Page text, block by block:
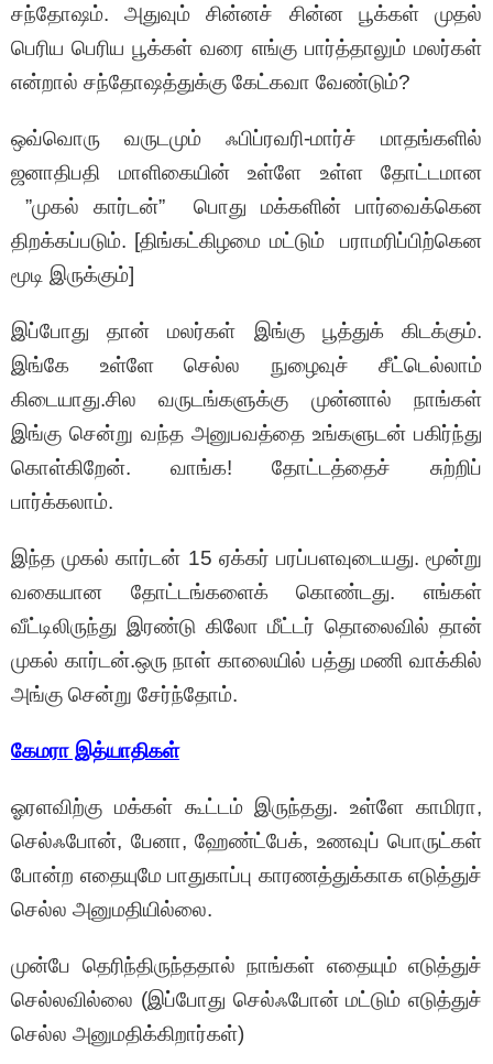
சந்தோஷம். அதுவும் சின்னச் சின்ன பூக்கள் முதல்
பெரிய பெரிய பூக்கள் வரை எங்கு பார்த்தாலும் மலர்கள்
என்றால் சந்தோஷத்துக்கு கேட்கவா வேண்டும்?
ஒவ்வொரு வருடமும் ஃபிப்ரவரி-மார்ச் மாதங்களில்
ஜனாதிபதி மாளிகையின் உள்ளே உள்ள தோட்டமான
”முகல் கார்டன்” பொது மக்களின் பார்வைக்கென
திறக்கப்படும். [திங்கட்கிழமை மட்டும் பராமரிப்பிற்கென
மூடி இருக்கும்]
இப்போது தான் மலர்கள் இங்கு பூத்துக் கிடக்கும்.
இங்கே உள்ளே செல்ல நுழைவுச் சீட்டெல்லாம்
கிடையாது.சில வருடங்களுக்கு முன்னால் நாங்கள்
இங்கு சென்று வந்த அனுபவத்தை உங்களுடன் பகிர்ந்து
கொள்கிறேன். வாங்க! தோட்டத்தைச் சுற்றிப்
பார்க்கலாம்.
இந்த முகல் கார்டன் 15 ஏக்கர் பரப்பளவுடையது. மூன்று
வகையான தோட்டங்களைக் கொண்டது. எங்கள்
வீட்டிலிருந்து இரண்டு கிலோ மீட்டர் தொலைவில் தான்
முகல் கார்டன்.ஒரு நாள் காலையில் பத்து மணி வாக்கில்
அங்கு சென்று சேர்ந்தோம்.
கேமரா இத்யாதிகள்
ஓரளவிற்கு மக்கள் கூட்டம் இருந்தது. உள்ளே காமிரா,
செல்ஃபோன், பேனா, ஹேண்ட்பேக், உணவுப் பொருட்கள்
போன்ற எதையுமே பாதுகாப்பு காரணத்துக்காக எடுத்துச்
செல்ல அனுமதியில்லை.
முன்பே தெரிந்திருந்ததால் நாங்கள் எதையும் எடுத்துச்
செல்லவில்லை (இப்போது செல்ஃபோன் மட்டும் எடுத்துச்
செல்ல அனுமதிக்கிறார்கள்)